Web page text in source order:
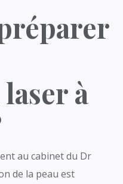
à
au cabinet du Dr
de la peau est